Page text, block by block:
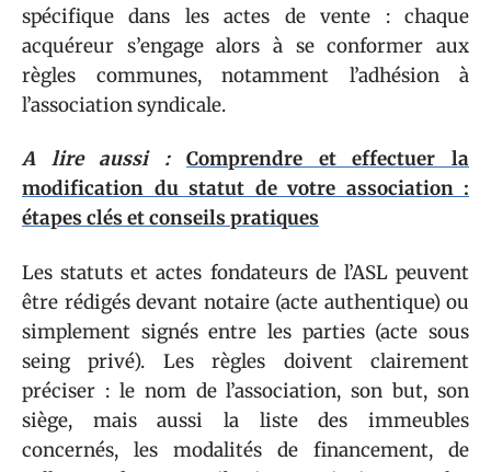
spécifique dans les actes de vente : chaque
acquéreur s’engage alors à se conformer aux
règles communes, notamment l’adhésion à
l’association syndicale.
A lire aussi :
Comprendre et effectuer la
modification du statut de votre association :
étapes clés et conseils pratiques
Les statuts et actes fondateurs de l’ASL peuvent
être rédigés devant notaire (acte authentique) ou
simplement signés entre les parties (acte sous
seing privé). Les règles doivent clairement
préciser : le nom de l’association, son but, son
siège, mais aussi la liste des immeubles
concernés, les modalités de financement, de